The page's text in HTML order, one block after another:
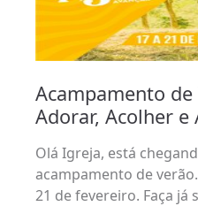
Acampamento de
Adorar, Acolher e
Olá Igreja, está
acampamento de
21 de fevereiro. Faça já